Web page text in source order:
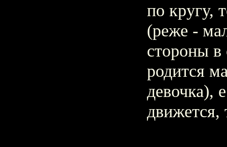
по кругу,
(реже -
стороны в
родится
девочка),
движется,